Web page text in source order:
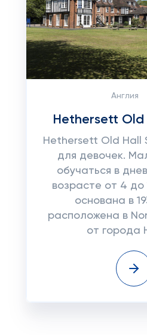
Англия
Hethersett Old
Hethersett Old Hall
для девочек.
обучаться в
возрасте от 4 до
основана в
расположена в
от города